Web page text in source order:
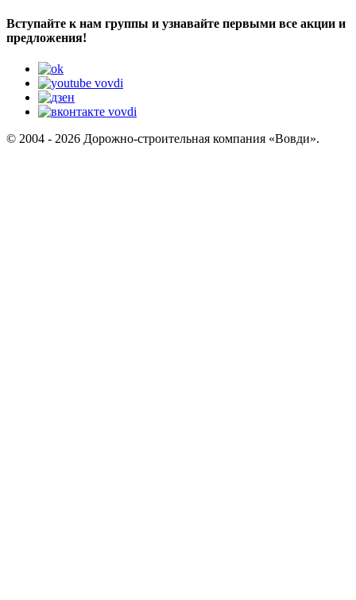
Вступайте к нам группы и узнавайте первыми все акции и
предложения!
© 2004 - 2026 Дорожно-строительная компания «Вовди».